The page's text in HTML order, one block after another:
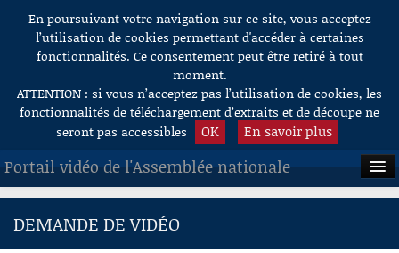
Aller au contenu
En poursuivant votre navigation sur ce site, vous acceptez
l’utilisation de cookies permettant d'accéder à certaines
fonctionnalités. Ce consentement peut être retiré à tout
moment.
ATTENTION : si vous n’acceptez pas l’utilisation de cookies, les
fonctionnalités de téléchargement d’extraits et de découpe ne
seront pas accessibles
OK En savoir plus
Portail vidéo de l'Assemblée nationale
ACCUEIL
DEMANDE DE VIDÉO